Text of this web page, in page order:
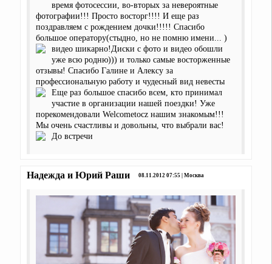
время фотосессии, во-вторых за невероятные
фотографии!!! Просто восторг!!!! И еще раз
поздравляем с рождением дочки!!!!! Спасибо
большое оператору(стыдно, но не помню имени...)
видео шикарно!Диски с фото и видео обошли
уже всю родню))) и только самые восторженные
отзывы! Спасибо Галине и Алексу за
профессиональную работу и чудесный вид невесты
Еще раз большое спасибо всем, кто принимал
участие в организации нашей поездки! Уже
порекомендовали Welcometocz нашим знакомым!!!
Мы очень счастливы и довольны, что выбрали вас!
До встречи
Надежда и Юрий Раши 08.11.2012 07:55 | Москва